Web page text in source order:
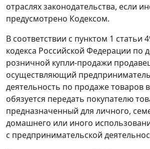
отраслях законодательства, если
предусмотрено Кодексом.
В соответствии с пунктом 1 статьи
кодекса Российской Федерации по
розничной купли-продажи
осуществляющий
деятельность по продаже товаров
обязуется передать покупателю
предназначенный для личного,
домашнего или иного
с предпринимательской